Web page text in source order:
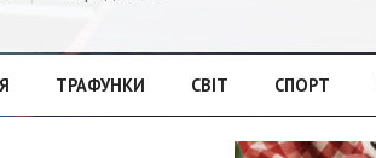
ТРАФУНКИ СВІТ СПОРТ